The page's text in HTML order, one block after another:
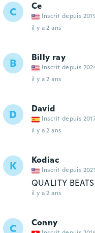
C Ce
Inscrit depuis
il y a 2 ans
B Billy ray
Inscrit depuis
il y a 2 ans
D David
Inscrit depuis
il y a 2 ans
K Kodiac
Inscrit depuis 2021
QUALITY
il y a 2 ans
C Conny